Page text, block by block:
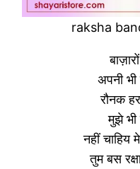
raksha
अपनी
रौनक
मुझे भी
नहीं
तुम बस